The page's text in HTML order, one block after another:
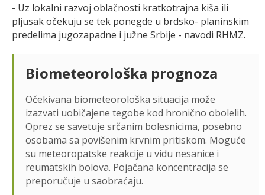
- Uz lokalni razvoj oblačnosti kratkotrajna kiša ili
pljusak očekuju se tek ponegde u brdsko- planinskim
predelima jugozapadne i južne Srbije - navodi RHMZ.
Biometeorološka prognoza
Očekivana biometeorološka situacija može
izazvati uobičajene tegobe kod hronično obolelih.
Oprez se savetuje srčanim bolesnicima, posebno
osobama sa povišenim krvnim pritiskom. Moguće
su meteoropatske reakcije u vidu nesanice i
reumatskih bolova. Pojačana koncentracija se
preporučuje u saobraćaju.